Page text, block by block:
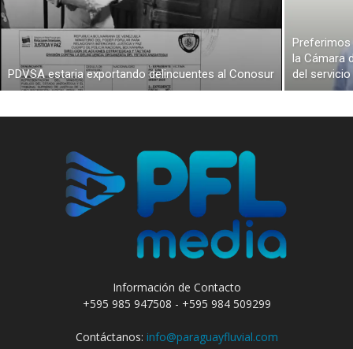
PDVSA estaria exportando delincuentes al Conosur
Preferimos
la Cámara
del
Información de Contacto
+595 985 947508 - +595 984 509299
Contáctanos: info@paraguayfluvial.com